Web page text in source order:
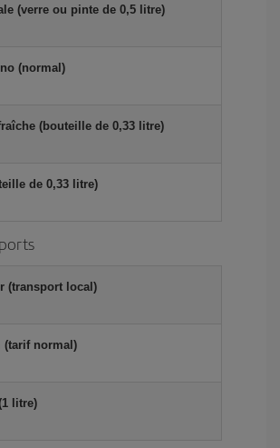
(verre ou pinte de 0,5 litre)
(normal)
(bouteille de 0,33 litre)
de 0,33 litre)
(transport local)
(tarif normal)
litre)